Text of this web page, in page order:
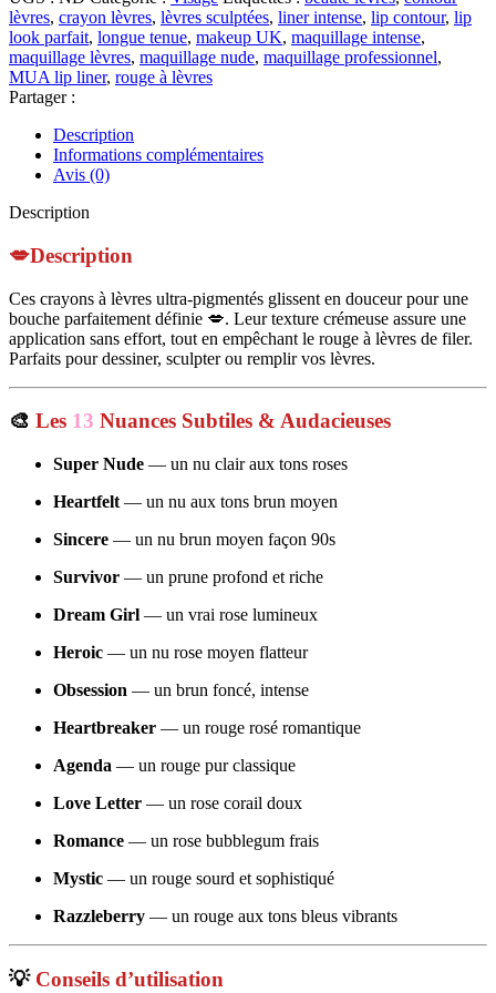
COLOUR
LIP
LINER
|
1.5g
lèvres, crayon lèvres, lèvres sculptées, liner intense, lip contour, lip
look parfait, longue tenue, makeup UK, maquillage intense,
maquillage lèvres, maquillage nude, maquillage professionnel,
MUA lip liner, rouge à lèvres
Partager :
Description
Informations complémentaires
Avis (0)
Description
💋Description
Ces crayons à lèvres ultra-pigmentés glissent en douceur pour une
bouche parfaitement définie 💋. Leur texture crémeuse assure une
application sans effort, tout en empêchant le rouge à lèvres de filer.
Parfaits pour dessiner, sculpter ou remplir vos lèvres.
🎨 Les 13 Nuances Subtiles & Audacieuses
Super Nude — un nu clair aux tons roses
Heartfelt — un nu aux tons brun moyen
Sincere — un nu brun moyen façon 90s
Survivor — un prune profond et riche
Dream Girl — un vrai rose lumineux
Heroic — un nu rose moyen flatteur
Obsession — un brun foncé, intense
Heartbreaker — un rouge rosé romantique
Agenda — un rouge pur classique
Love Letter — un rose corail doux
Romance — un rose bubblegum frais
Mystic — un rouge sourd et sophistiqué
Razzleberry — un rouge aux tons bleus vibrants
💡 Conseils d’utilisation